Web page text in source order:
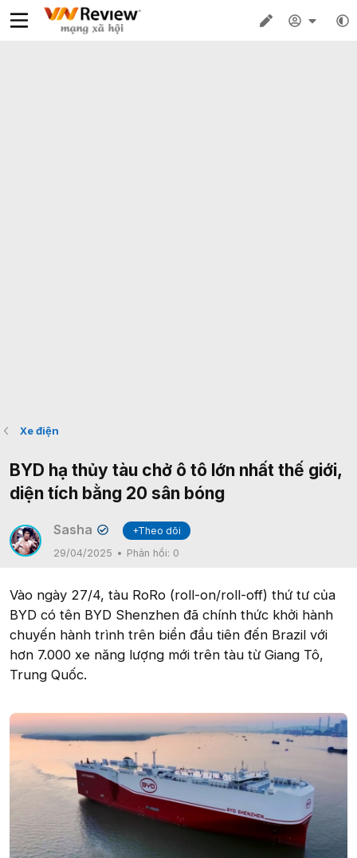
Xe điện
BYD hạ thủy tàu chở ô tô lớn nhất thế giới,
diện tích bằng 20 sân bóng
Sasha ✔
+Theo dõi
29/04/2025
Phản hồi: 0
Vào ngày 27/4, tàu RoRo (roll-on/roll-off) thứ tư của
BYD có tên BYD Shenzhen đã chính thức khởi hành
chuyến hành trình trên biển đầu tiên đến Brazil với
hơn 7.000 xe năng lượng mới trên tàu từ Giang Tô,
Trung Quốc.